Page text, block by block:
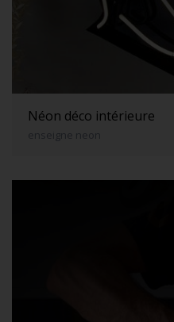
Néon déco intérieure
enseigne neon